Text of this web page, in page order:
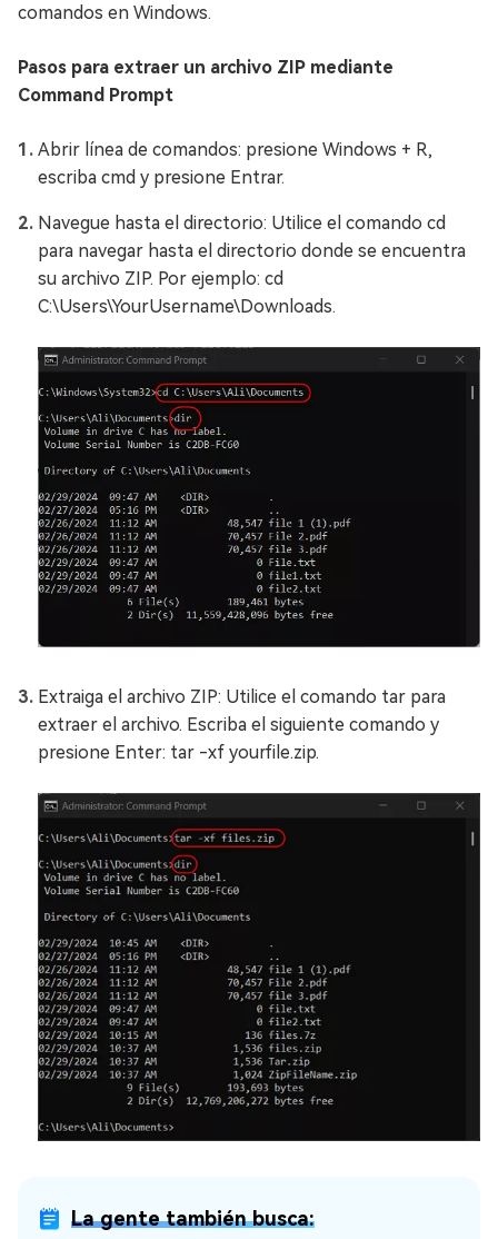
comandos en Windows.
Pasos para extraer un archivo ZIP mediante
Command Prompt
Abrir línea de comandos: presione Windows + R,
escriba cmd y presione Entrar.
Navegue hasta el directorio: Utilice el comando cd
para navegar hasta el directorio donde se encuentra
su archivo ZIP. Por ejemplo: cd
C:\Users\YourUsername\Downloads.
Extraiga el archivo ZIP: Utilice el comando tar para
extraer el archivo. Escriba el siguiente comando y
presione Enter: tar -xf yourfile.zip.
La gente también busca: